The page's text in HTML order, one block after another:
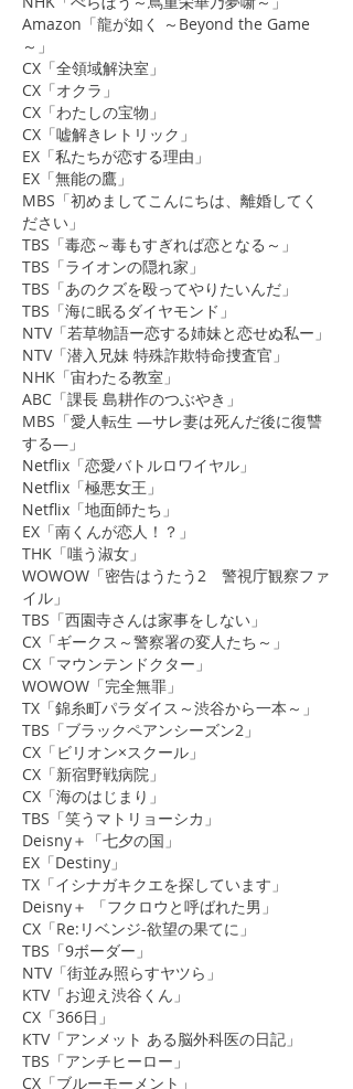
Amazon「龍が如く ～Beyond the Game
～」
CX「全領域解決室」
CX「オクラ」
CX「わたしの宝物」
CX「嘘解きレトリック」
EX「私たちが恋する理由」
EX「無能の鷹」
MBS「初めましてこんにちは、離婚してく
ださい」
TBS「毒恋～毒もすぎれば恋となる～」
TBS「ライオンの隠れ家」
TBS「あのクズを殴ってやりたいんだ」
TBS「海に眠るダイヤモンド」
NTV「若草物語ー恋する姉妹と恋せぬ私ー 」
NTV「潜入兄妹 特殊詐欺特命捜査官 」
NHK「宙わたる教室」
ABC「課長 島耕作のつぶやき」
MBS「愛人転生 ―サレ妻は死んだ後に復讐
する―」
​Netflix「恋愛バトルロワイヤル」
Netflix「極悪女王」
Netflix「地面師たち」
​EX「南くんが恋人！？」
THK「嗤う淑女」
WOWOW「密告はうたう2 警視庁観察ファ
イル」
TBS「西園寺さんは家事をしない」
CX「ギークス～警察署の変人たち～」
CX「マウンテンドクター」
WOWOW「完全無罪」
​TX「錦糸町パラダイス～渋谷から一本～」
TBS「ブラックペアンシーズン2」
CX「ビリオン×スクール」
CX「新宿野戦病院」
CX「海のはじまり」
TBS「笑うマトリョーシカ」
Deisny＋「七夕の国」
​EX「Destiny」
​TX「イシナガキクエを探しています」
Deisny＋ 「フクロウと呼ばれた男」
​CX「Re:リベンジ-欲望の果てに」
TBS「9ボーダー」
NTV「街並み照らすヤツら」
KTV「お迎え渋谷くん」
CX「366日」
KTV「アンメット ある脳外科医の日記」
TBS「アンチヒーロー」
CX「ブルーモーメント」